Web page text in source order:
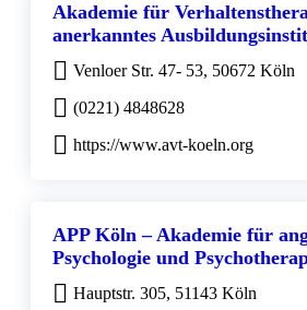
Akademie für
anerkanntes
Venloer Str. 47- 53, 50672 Köln
(0221) 4848628
https://www.avt-koeln.org
APP Köln – Akademie für
Psychologie und
Hauptstr. 305, 51143 Köln